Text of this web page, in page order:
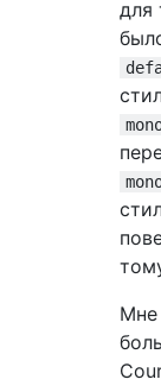
для
Мне